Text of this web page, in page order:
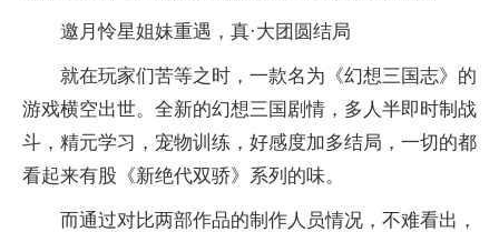
邀月怜星姐妹重遇，真·大团圆结局
就在玩家们苦等之时，一款名为《幻想三国志》的
游戏横空出世。全新的幻想三国剧情，多人半即时制战
斗，精元学习，宠物训练，好感度加多结局，一切的都
看起来有股《新绝代双骄》系列的味。
而通过对比两部作品的制作人员情况，不难看出，